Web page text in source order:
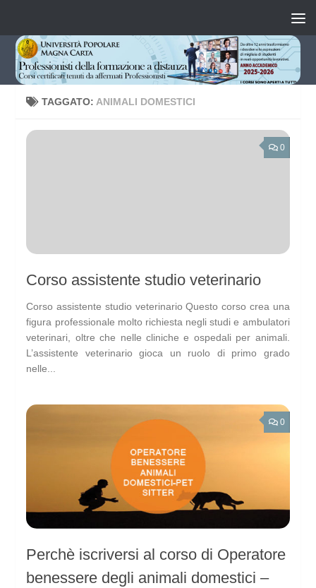
TAGGATO:ANIMALI DOMESTICI
0
Corso assistente studio veterinario
Corso assistente studio veterinario Questo corso crea una
figura professionale molto richiesta negli studi e ambulatori
veterinari, oltre che nelle cliniche e ospedali per animali.
L’assistente veterinario gioca un ruolo di primo grado
nelle...
0
Perchè iscriversi al corso di Operatore
benessere degli animali domestici –